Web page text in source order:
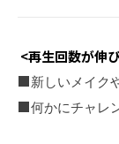
<再生回数が伸
■新しいメイク
■何かにチャレ